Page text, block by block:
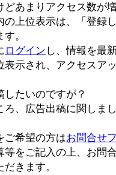
どあまりアクセス数が
の上位表示は、「登録
。
ログイン し、情報を最
表示され、アクセスア
したいのですが？
ろ、広告出稿に関しま
ご希望の方はお問合せ
等をご記入の上、お問
きます。